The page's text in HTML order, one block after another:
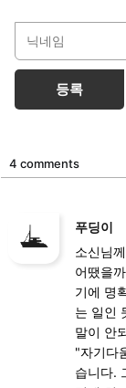
등록
4 comments
푸딩이
소신님
어땠을
기에 명
는 일인
말이 안
"자기다
습니다.